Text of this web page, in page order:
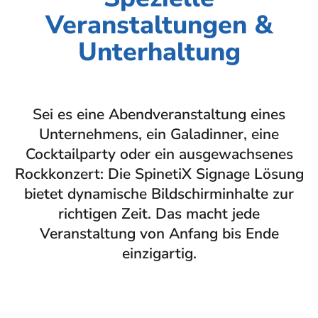
Interaktive Anzeigesteuerung
Die Verwendung interaktiver Steuerungen
für besondere Ereignisse wie Geburtstage
oder Notfallsituationen wird durch das Q-
SYS-Plugin von SpinetiX ARYA mühelos
Erfahrungen bei der Abfahrt
Auf der Basis von Elementi verbessert
SpinetiX die Begegnungen in
Konferenzräumen mit sich überlagernden,
individuell gestaltbaren Inhalten. Diese
werden direkt auf den Konferenzdisplays
gezeigt, was bedeutet, dass
eventspezifische Grüsse ausgerichtet
Veranstaltungen &
Unterhaltung
Sei es eine Abendveranstaltung eines
Unternehmens, ein Galadinner, eine
Cocktailparty oder ein ausgewachsenes
Rockkonzert: Die SpinetiX Signage Lösung
bietet dynamische Bildschirminhalte zur
richtigen Zeit. Das macht jede
Veranstaltung von Anfang bis Ende
einzigartig.